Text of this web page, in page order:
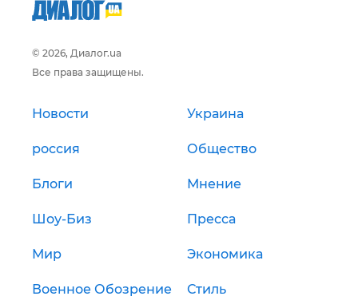
© 2026, Диалог.ua
Все права защищены.
Новости Украина
россия Общество
Блоги Мнение
Шоу-Биз Пресса
Мир Экономика
Военное Обозрение Стиль